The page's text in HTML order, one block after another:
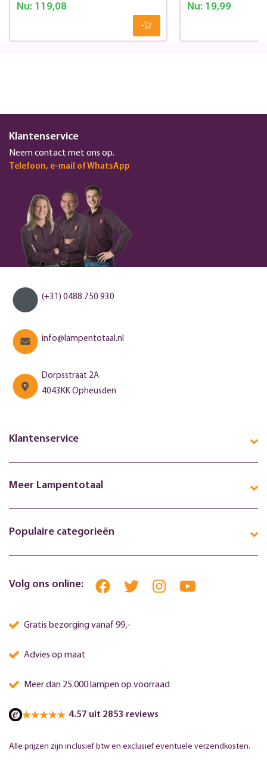
Nu:119,08 Nu:19,99
Klantenservice
Neem contact met ons op.
Telefoon, e-mail of WhatsApp
(+31) 0488 750 930
info@lampentotaal.nl
Dorpsstraat 2A
4043KK Opheusden
Klantenservice
Meer Lampentotaal
Populaire categorieën
Volg ons online:
Gratis bezorging vanaf 99,-
Advies op maat
Meer dan 25.000 lampen op voorraad
4.57 uit 2853 reviews
Alle prijzen zijn inclusief btw en exclusief eventuele verzendkosten.